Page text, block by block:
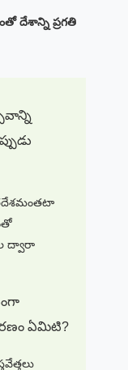
దేశాన్ని ప్రగతి
ద్వారా
ఏమిటి?